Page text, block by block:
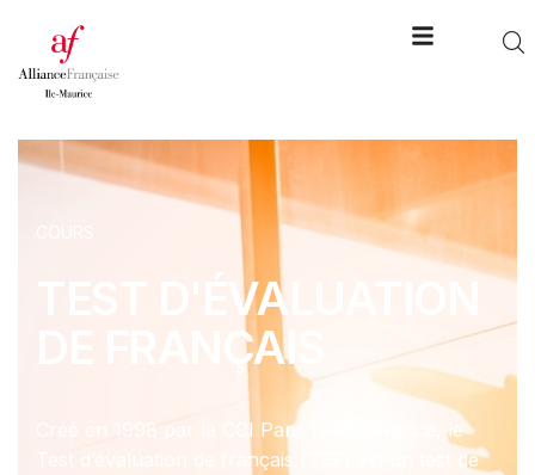
TEST D'ÉVALUATION
DE FRANÇAIS
Créé en 1998 par la CCI Paris Ile-de-France, le
Test d’évaluation de français (TEF) est un test de